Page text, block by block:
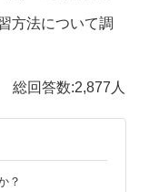
方法について調
総回答数:2,877人
？